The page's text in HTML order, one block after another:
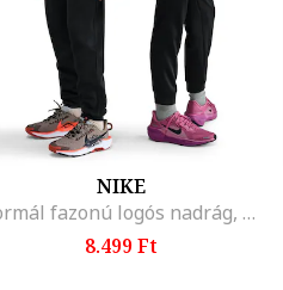
NIKE
Normál fazonú logós nadrág, Fekete
8.499 Ft